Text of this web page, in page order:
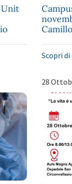
Unit
Scopri di
28